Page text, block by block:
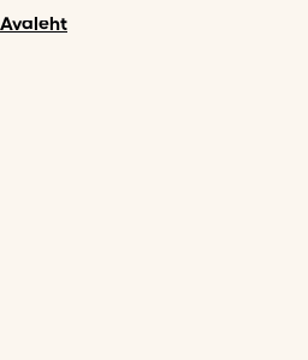
Avaleht